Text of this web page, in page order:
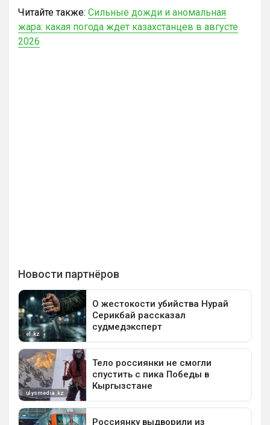
Читайте также: Сильные дожди и аномальная
жара: какая погода ждет казахстанцев в августе
2026